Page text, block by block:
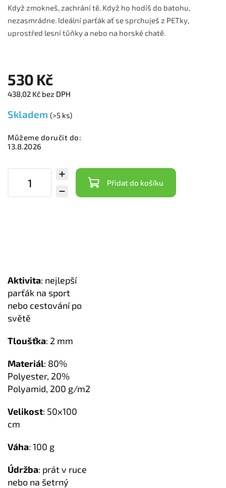
Když zmokneš, zachrání tě. Když ho hodíš do batohu,
nezasmrádne. Ideální parťák ať se sprchuješ z PETky,
uprostřed lesní tůňky a nebo na horské chatě.
530 Kč
438,02 Kč bez DPH
Skladem (>5 ks)
Můžeme doručit do:
13.8.2026
Přidat do košíku
Aktivita: nejlepší
parťák na sport
nebo cestování po
světě
Tloušťka: 2 mm
Materiál: 80%
Polyester, 20%
Polyamid, 200 g/m2
Velikost: 50x100
cm
Váha: 100 g
Údržba: prát v ruce
nebo na šetrný